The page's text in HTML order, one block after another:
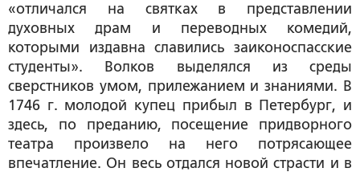
«отличался на святках в представлении
духовных драм и переводных комедий,
которыми издавна славились заиконоспасские
студенты». Волков выделялся из среды
сверстников умом, прилежанием и знаниями. В
1746 г. молодой купец прибыл в Петербург, и
здесь, по преданию, посещение придворного
театра произвело на него потрясающее
впечатление. Он весь отдался новой страсти и в